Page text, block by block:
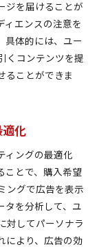
ジを届けることが
ィエンスの注意を
具体的には、ユー
くコンテンツを提
ることができま
化
ィングの最適化
ことで、購入希望
ングで広告を表示
タを分析して、ユ
対してパーソナラ
により、広告の効